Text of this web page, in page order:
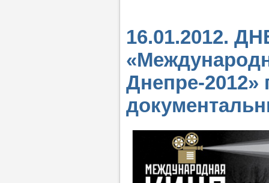
16.01.2012.
Днепре-